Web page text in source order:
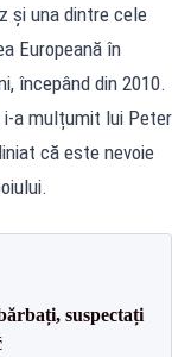
și una dintre cele
Europeană în
începând din 2010.
i-a mulțumit lui Peter
că este nevoie
suspectați